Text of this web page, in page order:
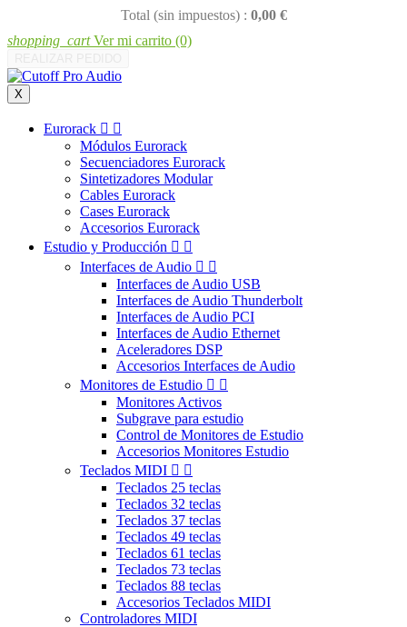
Total (sin impuestos) : 0,00 €
shopping_cart Ver mi carrito (0)
X
Eurorack  
Módulos Eurorack
Secuenciadores Eurorack
Sintetizadores Modular
Cables Eurorack
Cases Eurorack
Accesorios Eurorack
Estudio y Producción  
Interfaces de Audio  
Interfaces de Audio USB
Interfaces de Audio Thunderbolt
Interfaces de Audio PCI
Interfaces de Audio Ethernet
Aceleradores DSP
Accesorios Interfaces de Audio
Monitores de Estudio  
Monitores Activos
Subgrave para estudio
Control de Monitores de Estudio
Accesorios Monitores Estudio
Teclados MIDI  
Teclados 25 teclas
Teclados 32 teclas
Teclados 37 teclas
Teclados 49 teclas
Teclados 61 teclas
Teclados 73 teclas
Teclados 88 teclas
Accesorios Teclados MIDI
Controladores MIDI